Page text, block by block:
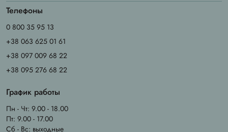
Телефоны
0 800 35 95 13
+38 063 625 01 61
+38 097 009 68 22
+38 095 276 68 22
График работы
Пн - Чт: 9.00 - 18.00
Пт: 9.00 - 17.00
Сб - Вс: выходные